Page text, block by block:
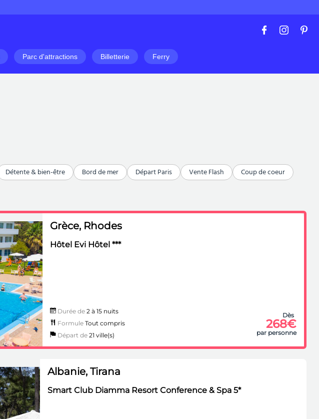
Parc d'attractions Billetterie Ferry
Détente & bien-être Bord de mer Départ Paris Vente Flash Coup de coeur
Grèce, Rhodes
Hôtel Evi Hôtel ***
Durée de 2 à 15 nuits
Formule Tout compris
Départ de 21 ville(s)
Dès
268€
par personne
Albanie, Tirana
Smart Club Diamma Resort Conference & Spa 5*